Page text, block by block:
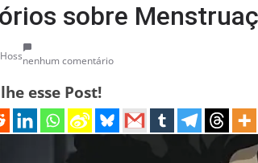
sobre
Hossnenhum comentário
esse Post!